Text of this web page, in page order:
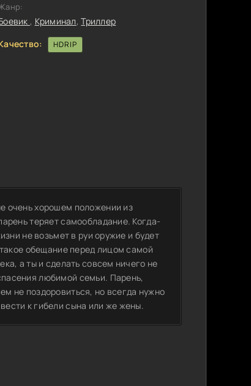
, Криминал,Триллер
HDRIP
очень хорошем положении из
теряет самообладание. Когда-
не возьмет в руи оружие и будет
обещание перед лицом самой
а ты и сделать совсем ничего не
любимой семьи. Парень,
не поздоровиться, но всегда нужно
к гибели сына или же жены.